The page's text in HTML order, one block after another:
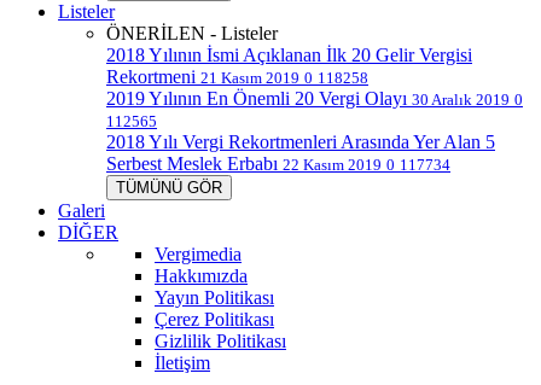
Listeler
ÖNERİLEN - Listeler
2018 Yılının İsmi Açıklanan İlk 20 Gelir Vergisi
Rekortmeni 21 Kasım 2019 0 118258
2019 Yılının En Önemli 20 Vergi Olayı 30 Aralık 2019 0
112565
2018 Yılı Vergi Rekortmenleri Arasında Yer Alan 5
Serbest Meslek Erbabı 22 Kasım 2019 0 117734
TÜMÜNÜ GÖR
Galeri
DİĞER
Vergimedia
Hakkımızda
Yayın Politikası
Çerez Politikası
Gizlilik Politikası
İletişim